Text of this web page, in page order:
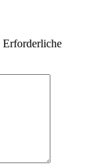
Erforderliche